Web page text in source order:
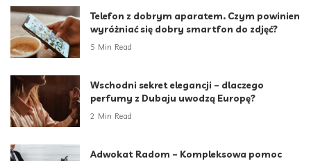
Telefon z dobrym aparatem. Czym powinien
wyróżniać się dobry smartfon do zdjęć?
5 Min Read
Wschodni sekret elegancji – dlaczego
perfumy z Dubaju uwodzą Europę?
2 Min Read
Adwokat Radom – Kompleksowa pomoc